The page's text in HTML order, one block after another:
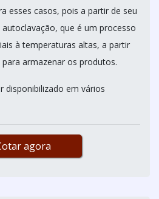
esses casos, pois a partir de seu
que é um processo
à temperaturas altas, a partir
armazenar os produtos.
disponibilizado em vários
agora